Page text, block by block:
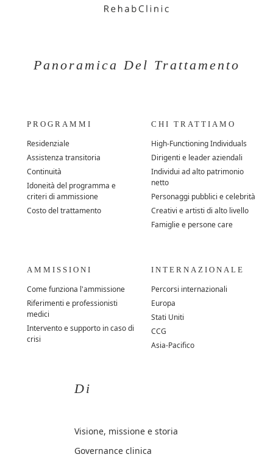
Panoramica Del Trattamento
PROGRAMMI
Residenziale
Assistenza transitoria
Continuità
Idoneità del programma e
criteri di ammissione
Costo del trattamento
CHI TRATTIAMO
High-Functioning Individuals
Dirigenti e leader aziendali
Individui ad alto patrimonio
netto
Personaggi pubblici e celebrità
Creativi e artisti di alto livello
Famiglie e persone care
AMMISSIONI
Come funziona l'ammissione
Riferimenti e professionisti
medici
Intervento e supporto in caso di
crisi
INTERNAZIONALE
Percorsi internazionali
Europa
Stati Uniti
CCG
Asia-Pacifico
Di
Visione, missione e storia
Governance clinica